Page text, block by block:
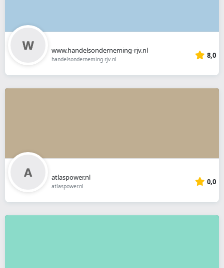
www.handelsonderneming-rjv.nl
handelsonderneming-rjv.nl 8,0
atlaspower.nl
atlaspower.nl 0,0